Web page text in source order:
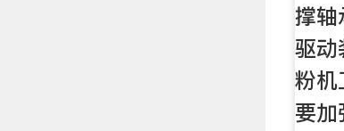
撑
驱
粉机
要